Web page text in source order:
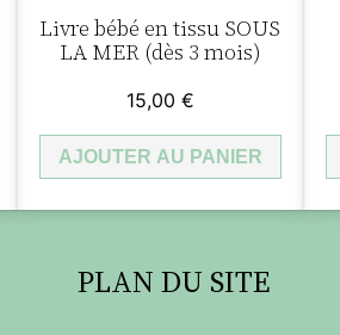
Livre bébé en tissu SOUS
LA MER (dès 3 mois)
15,00 €
AJOUTER AU PANIER
PLAN DU SITE